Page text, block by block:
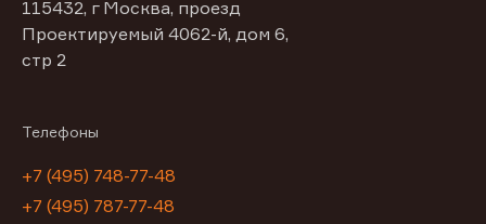
115432, г Москва, проезд
Проектируемый 4062-й, дом 6,
стр 2
Телефоны
+7 (495) 748-77-48
+7 (495) 787-77-48